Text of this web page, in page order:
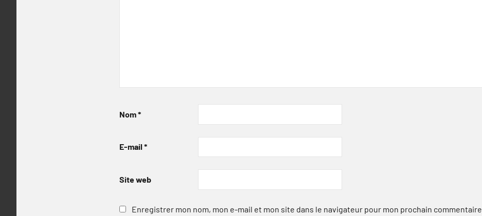
Nom*
E-mail *
Site web
Enregistrer mon nom, mon e-mail et mon site dans le navigateur pour mon prochain commentaire.